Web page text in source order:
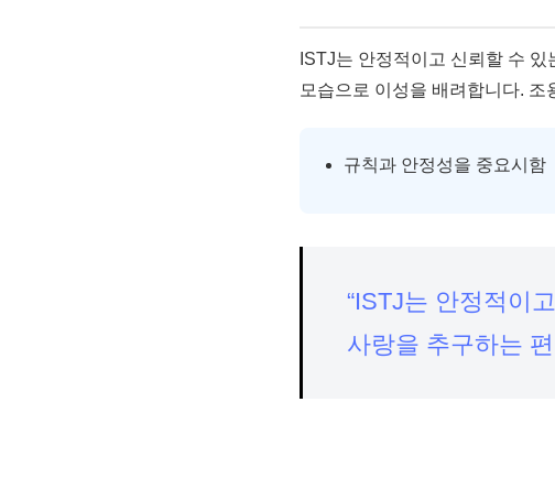
ISTJ는 안정적이고 신뢰할 수
모습으로 이성을 배려합니다.
규칙과 안정성을 중요시함
“ISTJ는 안정적이
사랑을 추구하는